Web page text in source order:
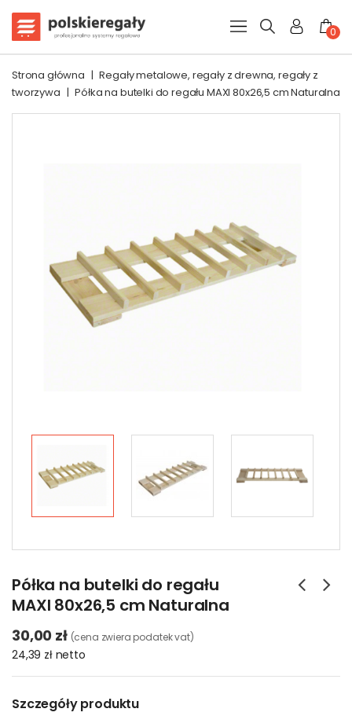
0
Strona główna | Regały metalowe, regały z drewna, regały z
tworzywa | Półka na butelki do regału MAXI 80x26,5 cm Naturalna
Półka na butelki do regału
MAXI 80x26,5 cm Naturalna
30,00 zł (cena zwiera podatek vat)
24,39 zł netto
Szczegóły produktu